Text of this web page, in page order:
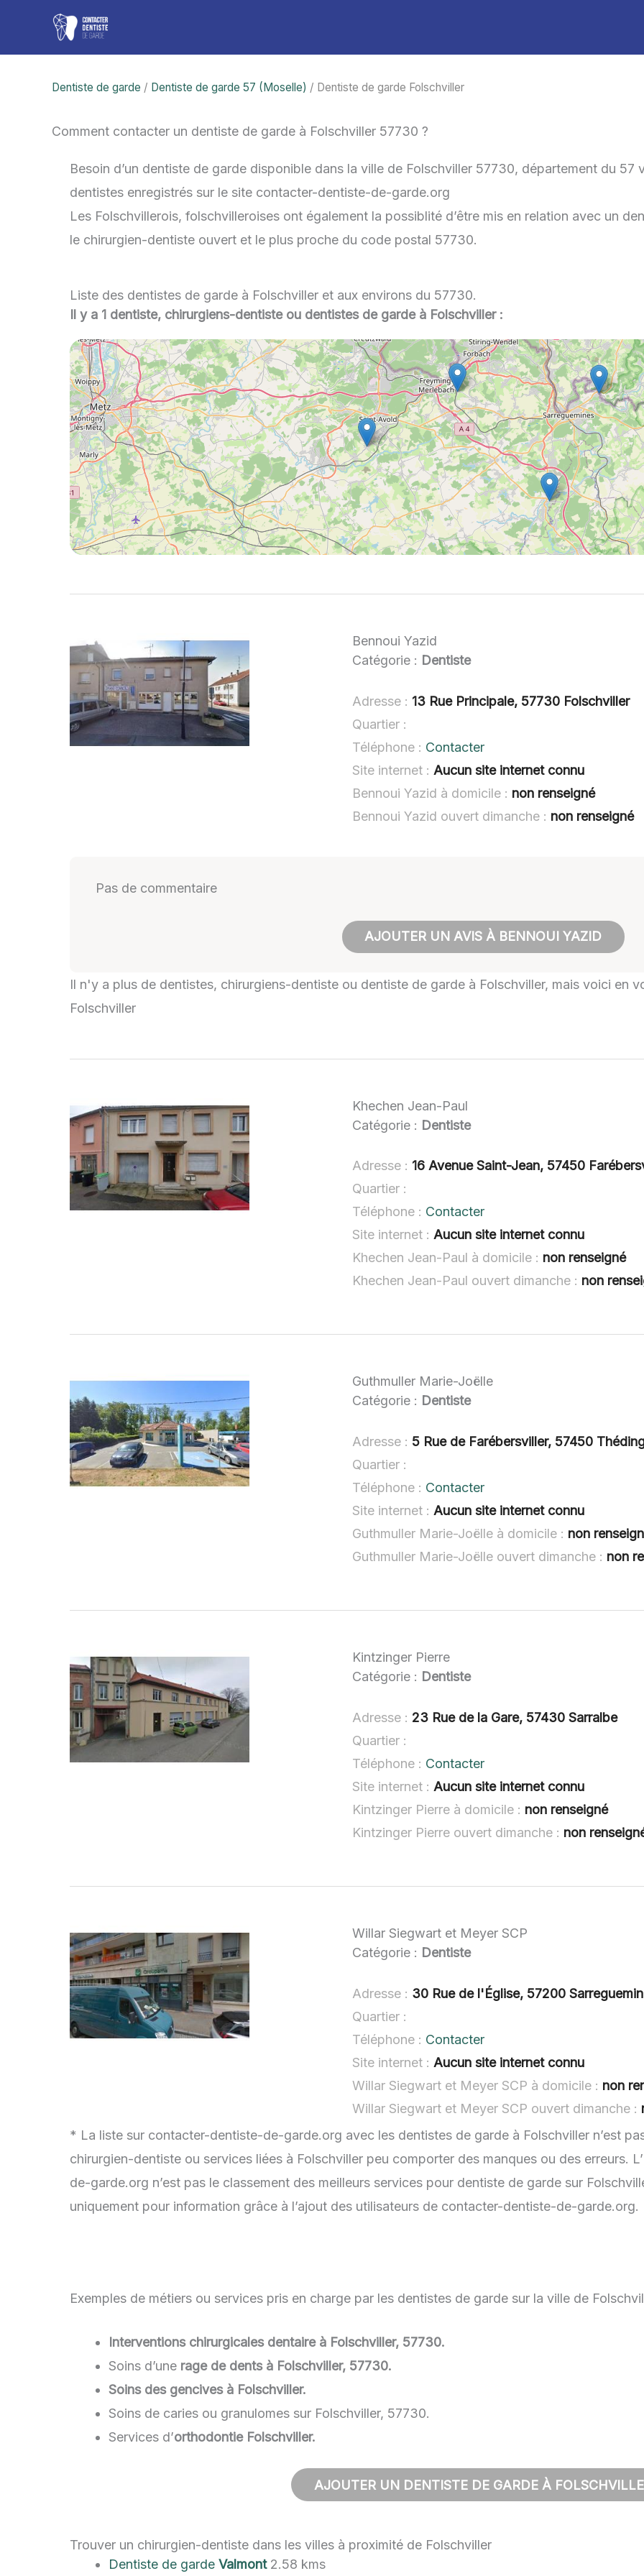
contenu
Dentiste de garde / Dentiste de garde 57 (Moselle) / Dentiste de garde Folschviller
Comment contacter un dentiste de garde à Folschviller 57730 ?
Besoin d’un dentiste de garde disponible dans la ville de Folschviller 57730, département du
dentistes enregistrés sur le site contacter-dentiste-de-garde.org
Les Folschvillerois, folschvilleroises ont également la possiblité d’être mis en relation avec un
le chirurgien-dentiste ouvert et le plus proche du code postal 57730.
Liste des dentistes de garde à Folschviller et aux environs du 57730.
Il y a 1 dentiste, chirurgiens-dentiste ou dentistes de garde à Folschviller :
Bennoui Yazid
Catégorie : Dentiste
Adresse : 13 Rue Principale, 57730 Folschviller
Quartier :
Téléphone : Contacter
Site internet : Aucun site internet connu
Bennoui Yazid à domicile : non renseigné
Bennoui Yazid ouvert dimanche : non renseigné
Pas de commentaire
AJOUTER UN AVIS À BENNOUI YAZID
Il n'y a plus de dentistes, chirurgiens-dentiste ou dentiste de garde à Folschviller, mais voici en
Folschviller
Khechen Jean-Paul
Catégorie : Dentiste
Adresse : 16 Avenue Saint-Jean, 57450
Quartier :
Téléphone : Contacter
Site internet :Aucun site internet connu
Khechen Jean-Paul à domicile : non renseigné
Khechen Jean-Paul ouvert dimanche : non
Guthmuller Marie-Joëlle
Catégorie : Dentiste
Adresse : 5 Rue de Farébersviller, 57450
Quartier :
Téléphone : Contacter
Site internet : Aucun site internet connu
Guthmuller Marie-Joëlle à domicile : non
Guthmuller Marie-Joëlle ouvert dimanche : non
Kintzinger Pierre
Catégorie : Dentiste
Adresse : 23 Rue de la Gare, 57430 Sarralbe
Quartier :
Téléphone : Contacter
Site internet : Aucun site internet connu
Kintzinger Pierre à domicile : non renseigné
Kintzinger Pierre ouvert dimanche : non
Willar Siegwart et Meyer SCP
Catégorie : Dentiste
Adresse : 30 Rue de l'Église, 57200
Quartier :
Téléphone : Contacter
Site internet : Aucun site internet connu
Willar Siegwart et Meyer SCP à domicile : non
Willar Siegwart et Meyer SCP ouvert dimanche :
* La liste sur contacter-dentiste-de-garde.org avec les dentistes de garde à Folschviller n’est
chirurgien-dentiste ou services liées à Folschviller peu comporter des manques ou des erreurs.
de-garde.org n’est pas le classement des meilleurs services pour dentiste de garde sur
uniquement pour information grâce à l’ajout des utilisateurs de contacter-dentiste-de-garde.org.
Exemples de métiers ou services pris en charge par les dentistes de garde sur la ville de
Interventions chirurgicales dentaire à Folschviller, 57730.
Soins d’une rage de dents à Folschviller, 57730.
Soins des gencives à Folschviller.
Soins de caries ou granulomes sur Folschviller, 57730.
Services d’orthodontie Folschviller.
AJOUTER UN DENTISTE DE GARDE À
Trouver un chirurgien-dentiste dans les villes à proximité de Folschviller
Dentiste de garde Valmont2.58 kms